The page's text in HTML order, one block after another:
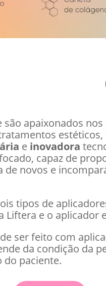
são apaixonados
estéticos,
e inovadora
capaz de
de novos e
tipos de
Liftera e o aplicador
ser feito com
da condição da
paciente.